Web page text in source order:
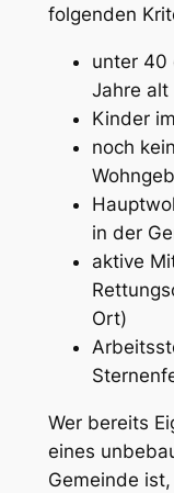
folgenden
unter 40
Jahre alt
Kinder
noch
in der
aktive
Ort)
Wer bereits
eines
Gemeinde